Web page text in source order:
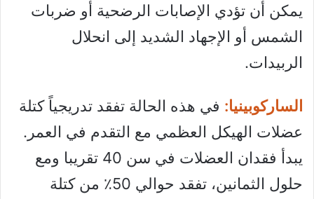
يمكن أن تؤدي الإصابات الرضحية أو ضربات
الشمس أو الإجهاد الشديد إلى انحلال
الربيدات.
الساركوبينيا: في هذه الحالة تفقد تدريجياً كتلة
عضلات الهيكل العظمي مع التقدم ​​في العمر.
يبدأ فقدان العضلات في سن 40 تقريبا ومع
حلول الثمانين، تفقد حوالي 50٪ من كتلة